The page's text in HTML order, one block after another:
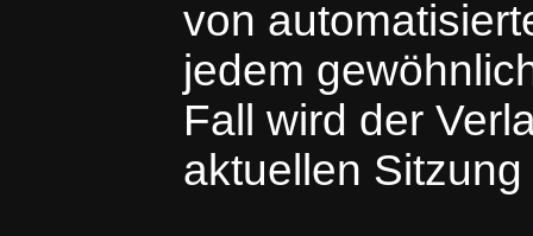
von
jedem
Fall wird der
aktuellen